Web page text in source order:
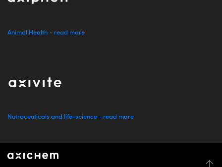
Animal Health - read more
Nutraceuticals and life-science - read more